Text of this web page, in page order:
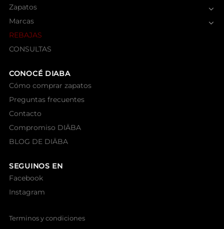
Zapatos
Marcas
REBAJAS
CONSULTAS
CONOCÉ DIABA
Cómo comprar zapatos
Preguntas frecuentes
Contacto
Compromiso DIÄBA
BLOG DE DIÄBA
SEGUINOS EN
Facebook
Instagram
Terminos y condiciones